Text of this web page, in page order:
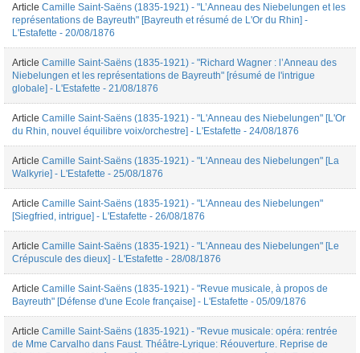
Article Camille Saint-Saëns (1835-1921) - "L’Anneau des Niebelungen et les
représentations de Bayreuth" [Bayreuth et résumé de L'Or du Rhin] -
L'Estafette - 20/08/1876
Article Camille Saint-Saëns (1835-1921) - "Richard Wagner : l’Anneau des
Niebelungen et les représentations de Bayreuth" [résumé de l'intrigue
globale] - L'Estafette - 21/08/1876
Article Camille Saint-Saëns (1835-1921) - "L'Anneau des Niebelungen" [L'Or
du Rhin, nouvel équilibre voix/orchestre] - L'Estafette - 24/08/1876
Article Camille Saint-Saëns (1835-1921) - "L'Anneau des Niebelungen" [La
Walkyrie] - L'Estafette - 25/08/1876
Article Camille Saint-Saëns (1835-1921) - "L'Anneau des Niebelungen"
[Siegfried, intrigue] - L'Estafette - 26/08/1876
Article Camille Saint-Saëns (1835-1921) - "L'Anneau des Niebelungen" [Le
Crépuscule des dieux] - L'Estafette - 28/08/1876
Article Camille Saint-Saëns (1835-1921) - "Revue musicale, à propos de
Bayreuth" [Défense d'une Ecole française] - L'Estafette - 05/09/1876
Article Camille Saint-Saëns (1835-1921) - "Revue musicale: opéra: rentrée
de Mme Carvalho dans Faust. Théâtre-Lyrique: Réouverture. Reprise de